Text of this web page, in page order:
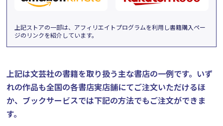
上記ストアの一部は、アフィリエイトプログラムを利用し書籍購入ペー
ジのリンクを紹介しています。
上記は文芸社の書籍を取り扱う主な書店の一例です。 いず
れの作品も全国の各書店実店舗にてご注文いただけるほ
か、ブックサービスでは下記の方法でもご注文ができま
す。